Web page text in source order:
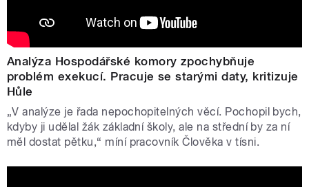
Analýza Hospodářské komory zpochybňuje
problém exekucí. Pracuje se starými daty, kritizuje
Hůle
„V analýze je řada nepochopitelných věcí. Pochopil bych,
kdyby ji udělal žák základní školy, ale na střední by za ní
měl dostat pětku,“ míní pracovník Člověka v tísni.